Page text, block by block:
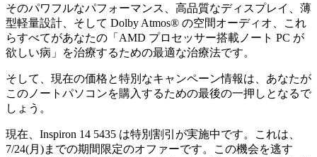
そのパワフルなパフォーマンス、高品質なディスプレイ、薄
型軽量設計、そして Dolby Atmos® の空間オーディオ、これ
らすべてがあなたの「AMD プロセッサー搭載ノート PC が
欲しい病」を治療するための最適な治療法です。
そして、現在の価格と特別なキャンペーン情報は、あなたが
このノートパソコンを購入するための最後の一押しとなるで
しょう。
現在、Inspiron 14 5435 は特別割引が実施中です。これは、
7/24(月)までの期間限定のオファーです。この機会を逃す